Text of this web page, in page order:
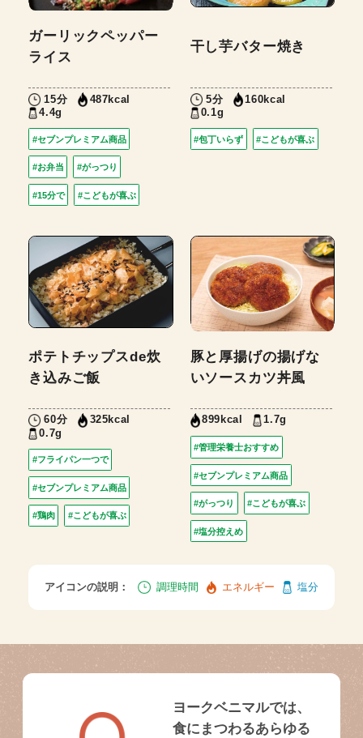
ガーリックペッパー
ライス
15分
487kcal
4.4g
#セブンプレミアム商品
#お弁当 #がっつり
#15分で #こどもが喜ぶ
干し芋バター焼き
5分
160kcal
0.1g
#包丁いらず #こどもが喜ぶ
ポテトチップスde炊
き込みご飯
60分
325kcal
0.7g
#フライパン一つで
#セブンプレミアム商品
#鶏肉 #こどもが喜ぶ
豚と厚揚げの揚げな
いソースカツ丼風
899kcal 1.7g
#管理栄養士おすすめ
#セブンプレミアム商品
#がっつり #こどもが喜ぶ
#塩分控えめ
アイコンの説明： 調理時間 エネルギー 塩分
ヨークベニマルでは、
食にまつわるあらゆる